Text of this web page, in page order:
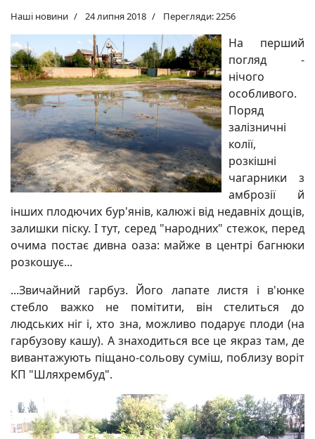
Наші новини 24 липня 2018 Перегляди: 2256
На перший
погляд -
нічого
особливого.
Поряд
залізничні
колії,
розкішні
чагарники з
амброзії й
інших плодючих бур'янів, калюжі від недавніх дощів,
залишки піску. І тут, серед "народних" стежок, перед
очима постає дивна оаза: майже в центрі багнюки
розкошує...
...Звичайний гарбуз. Його лапате листя і в'юнке
стебло важко не помітити, він стелиться до
людських ніг і, хто зна, можливо подарує плоди (на
гарбузову кашу). А знаходиться все це якраз там, де
вивантажують піщано-сольову суміш, поблизу воріт
КП "Шляхрембуд".